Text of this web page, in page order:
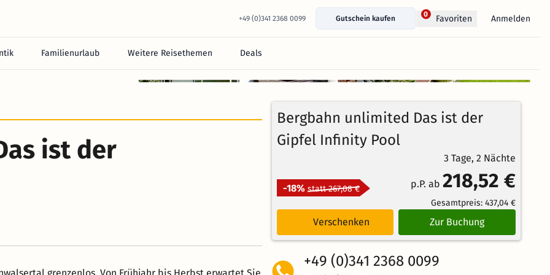
+49 (0)341 2368 0099 Gutschein kaufen
0 Favoriten Anmelden
Familienurlaub Weitere Reisethemen Deals
im Hotel. 100%
Weiterempfehlung
Bewertungen
ist der
Bergbahn unlimited Das ist der
Gipfel Infinity Pool
3 Tage, 2 Nächte
-18% statt 267,08 € p.P. ab 218,52 €
Gesamtpreis: 437,04 €
Verschenken Zur Buchung
+49 (0)341 2368 0099